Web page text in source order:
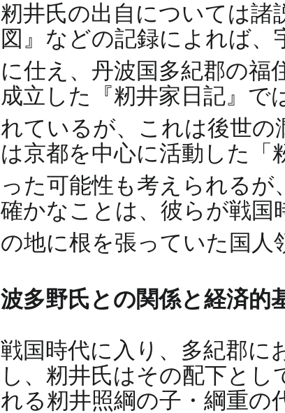
籾井氏の出自については諸
図』などの記録によれば、
に仕え、丹波国多紀郡の
成立した『籾井家日記』
れているが、これは後世
は京都を中心に活動した「
った可能性も考えられる
確かなことは、彼らが戦国
の地に根を張っていた国人
波多野氏との関係と経済的
戦国時代に入り、多紀郡に
し、籾井氏はその配下とし
れる籾井照綱の子・綱重の